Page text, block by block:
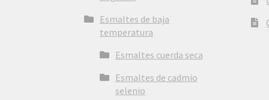
Esmaltes de baja
temperatura
Esmaltes cuerda seca
Esmaltes de cadmio
selenio